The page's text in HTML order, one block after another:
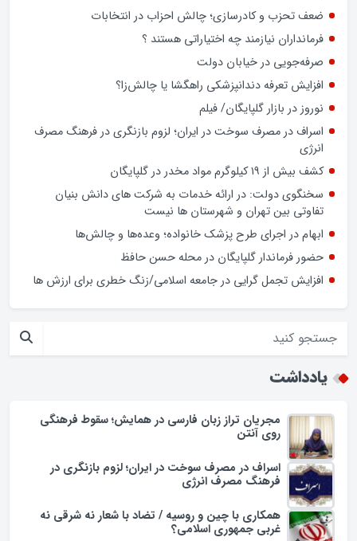
وام ازدواج به بیش از 80درصد متقاضیان پرداخت شده است
هر فردی که نیت خدمت به مردم داشته باشد، حتی بدون داشتن
پرونده رسمی، بسیجی است
ضعف تحزب و کادرسازی؛ چالش احزاب در انتخابات
فرمانداران نیازمند چه اختیاراتی هستند ؟
صرفه‌جویی در خیابان دولت
افزایش تعرفه دندانپزشکی راهگشا یا چالش‌زا؟
نوروز در بازار گلپایگان/ فیلم
اسراف در مصرف سوخت در ایران؛ لزوم بازنگری در فرهنگ مصرف
انرژی
کشف بیش از ۱۹ کیلوگرم مواد مخدر در گلپایگان
سخنگوی دولت: در ارائه خدمات به شرکت های دانش بنیان
تفاوتی بین تهران و شهرستان ها نیست
افزایش تجمل گرایی در جامعه اسلامی/زنگ خطری برای ارزش ها
یادداشت
مجریان تراز زبان فارسی در همایش؛ سقوط فرهنگی
اسراف در مصرف سوخت در ایران؛ لزوم بازنگری در